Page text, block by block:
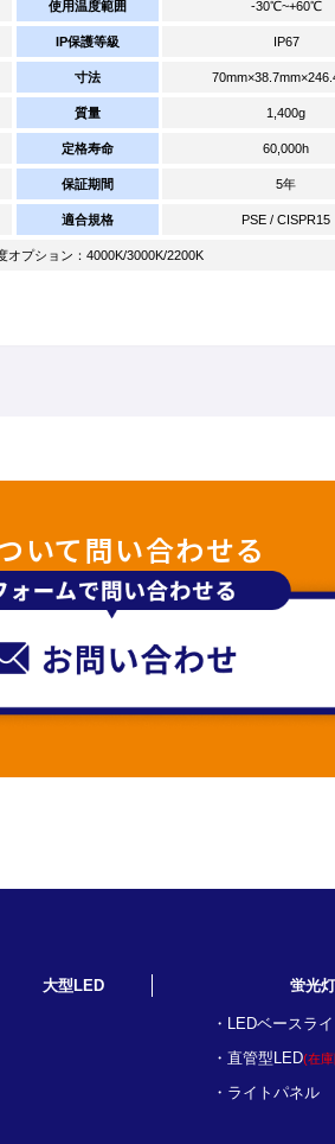
使用温度範囲 -30℃~+60℃
IP保護等級 IP67
寸法
質量 1,400g
定格寿命 60,000h
保証期間 5年
適合規格 PSE / CISPR15
オプション：4000K/3000K/2200K
いて問い合わせる
大型LED 蛍光
LEDベースライ
直管型LED(在
ライトパネル